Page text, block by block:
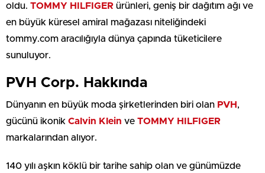
oldu. TOMMY HILFIGER ürünleri, geniş bir dağıtım ağı ve
en büyük küresel amiral mağazası niteliğindeki
tommy.com aracılığıyla dünya çapında tüketicilere
sunuluyor.
PVH Corp. Hakkında
Dünyanın en büyük moda şirketlerinden biri olan PVH ,
gücünü ikonik Calvin Klein ve TOMMY HILFIGER
markalarından alıyor.
140 yılı aşkın köklü bir tarihe sahip olan ve günümüzde